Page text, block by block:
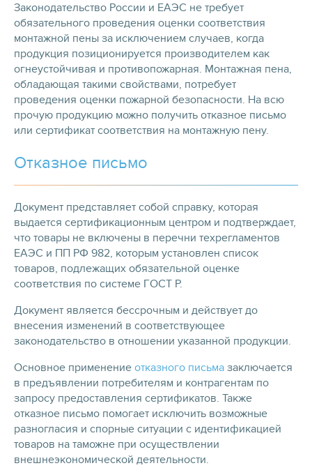
Законодательство России и ЕАЭС не требует
обязательного проведения оценки соответствия
монтажной пены за исключением случаев, когда
продукция позиционируется производителем как
огнеустойчивая и противопожарная. Монтажная пена,
обладающая такими свойствами, потребует
проведения оценки пожарной безопасности. На всю
прочую продукцию можно получить отказное письмо
или сертификат соответствия на монтажную пену.
Отказное письмо
Документ представляет собой справку, которая
выдается сертификационным центром и подтверждает,
что товары не включены в перечни техрегламентов
ЕАЭС и ПП РФ 982, которым установлен список
товаров, подлежащих обязательной оценке
соответствия по системе ГОСТ Р.
Документ является бессрочным и действует до
внесения изменений в соответствующее
законодательство в отношении указанной продукции.
Основное применение отказного письма заключается
в предъявлении потребителям и контрагентам по
запросу предоставления сертификатов. Также
отказное письмо помогает исключить возможные
разногласия и спорные ситуации с идентификацией
товаров на таможне при осуществлении
внешнеэкономической деятельности.